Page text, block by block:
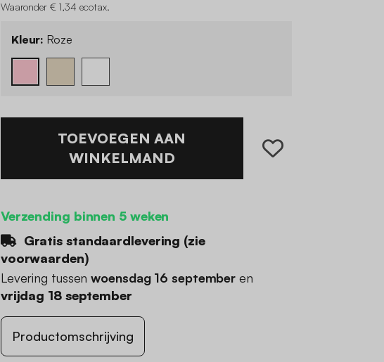
Waaronder € 1,34 ecotax.
Kleur: Roze
TOEVOEGEN AAN
WINKELMAND
Verzending binnen 5 weken
Gratis standaardlevering (zie
voorwaarden)
Levering tussenwoensdag 16 september en
vrijdag 18 september
Productomschrijving